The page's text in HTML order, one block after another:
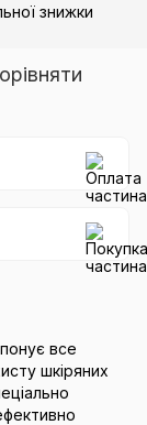
знижки
все
шкіряних